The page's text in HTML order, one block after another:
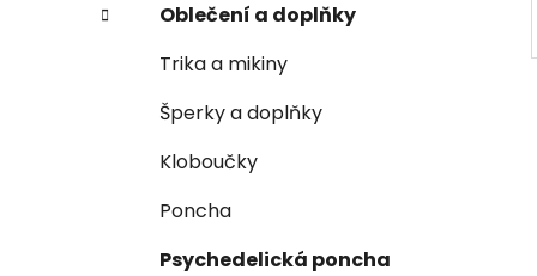
Oblečení a doplňky
Trika a mikiny
Šperky a doplňky
Kloboučky
Poncha
Psychedelická poncha